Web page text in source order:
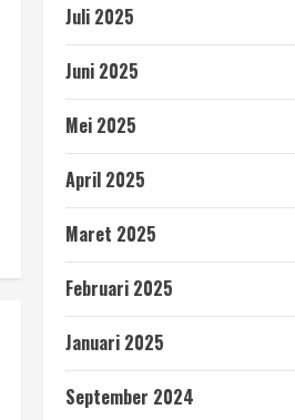
Juli 2025
Juni 2025
Mei 2025
April 2025
Maret 2025
Februari 2025
Januari 2025
September 2024